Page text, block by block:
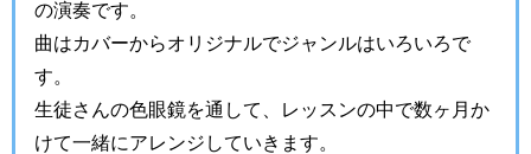
の演奏です。
曲はカバーからオリジナルでジャンルはいろいろで
す。
生徒さんの色眼鏡を通して、レッスンの中で数ヶ月か
けて一緒にアレンジしていきます。